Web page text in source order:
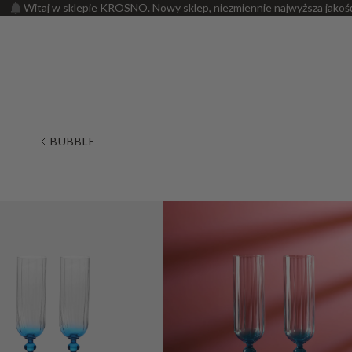
Witaj w sklepie KROSNO. Nowy sklep, niezmiennie najwyższa
BUBBLE